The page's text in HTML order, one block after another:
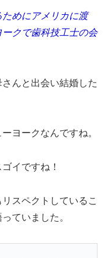
ためにアメリカに渡
クで歯科技工士の会
んと出会い結婚した
ヨークなんですね。
イですね！
スペクトしているこ
ていました。